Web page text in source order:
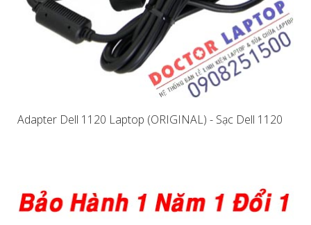
Adapter Dell 1120 Laptop (ORIGINAL) - Sạc Dell 1120